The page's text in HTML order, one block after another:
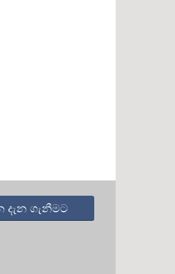
දැන ගැනීමට